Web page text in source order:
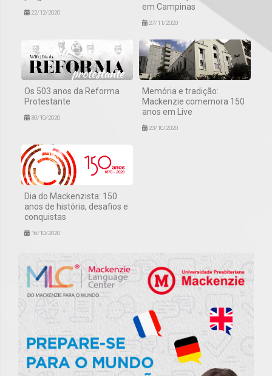
22/12/2020
em Campinas
27/11/2020
Os 503 anos da Reforma
Protestante
30/10/2020
Memória e tradição:
Mackenzie comemora 150
anos em Live
23/10/2020
Dia do Mackenzista: 150
anos de história, desafios e
conquistas
16/10/2020